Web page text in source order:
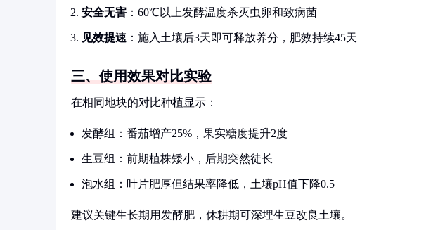
安全无害 ：60℃以上发酵温度杀灭虫卵和致病菌
见效提速 ：施入土壤后3天即可释放养分，肥效持续45天
三、使用效果对比实验
在相同地块的对比种植显示：
发酵组：番茄增产25%，果实糖度提升2度
生豆组：前期植株矮小，后期突然徒长
泡水组：叶片肥厚但结果率降低，土壤pH值下降0.5
建议关键生长期用发酵肥，休耕期可深埋生豆改良土壤。